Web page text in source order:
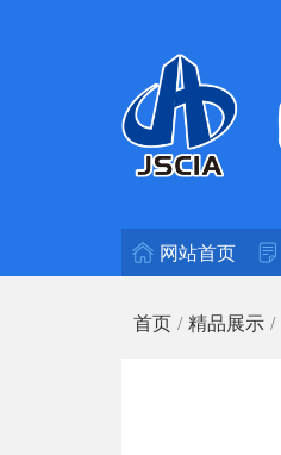
网站首页
首页 精品展示